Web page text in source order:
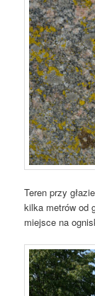
Teren przy
kilka metrów od
miejsce na